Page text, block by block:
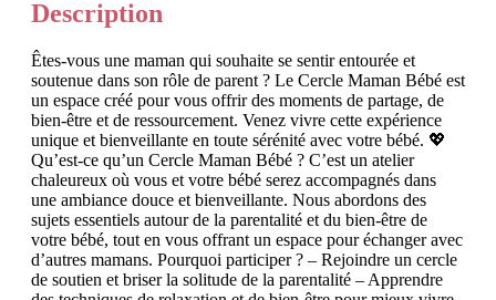
Description
Êtes-vous une maman qui souhaite se sentir entourée et
soutenue dans son rôle de parent ? Le Cercle Maman Bébé est
un espace créé pour vous offrir des moments de partage, de
bien-être et de ressourcement. Venez vivre cette expérience
unique et bienveillante en toute sérénité avec votre bébé. 💖
Qu’est-ce qu’un Cercle Maman Bébé ? C’est un atelier
chaleureux où vous et votre bébé serez accompagnés dans
une ambiance douce et bienveillante. Nous abordons des
sujets essentiels autour de la parentalité et du bien-être de
votre bébé, tout en vous offrant un espace pour échanger avec
d’autres mamans. Pourquoi participer ? – Rejoindre un cercle
de soutien et briser la solitude de la parentalité – Apprendre